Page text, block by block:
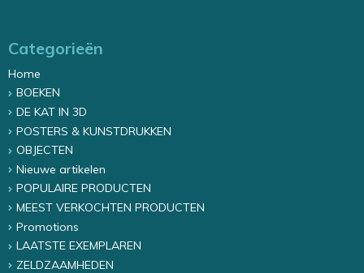
Categorieën
Home
BOEKEN
DE KAT IN 3D
POSTERS & KUNSTDRUKKEN
OBJECTEN
Nieuwe artikelen
POPULAIRE PRODUCTEN
MEEST VERKOCHTEN PRODUCTEN
Promotions
LAATSTE EXEMPLAREN
ZELDZAAMHEDEN